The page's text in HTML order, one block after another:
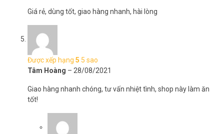
Giá rẻ, dùng tốt, giao hàng nhanh, hài lòng
Được xếp hạng 5 5 sao
Tâm Hoàng – 28/08/2021
Giao hàng nhanh chóng, tư vấn nhiệt tình, shop này làm ăn
tốt!